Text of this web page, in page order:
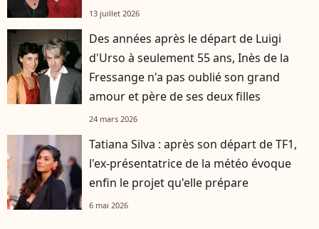
13 juillet 2026
Des années après le départ de Luigi
d'Urso à seulement 55 ans, Inès de la
Fressange n'a pas oublié son grand
amour et père de ses deux filles
24 mars 2026
Tatiana Silva : après son départ de TF1,
l'ex-présentatrice de la météo évoque
enfin le projet qu'elle prépare
6 mai 2026